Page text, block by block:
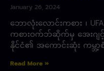
January 26, 2024
ဘောလုံးလောင်းကစား ၊
ကစားဝက်ဘ်ဆိုက်မှ အေးဂျ
နိုင်ငံ၏ အကောင်းဆုံး ကမ္ဘာ့စံ
Read More »